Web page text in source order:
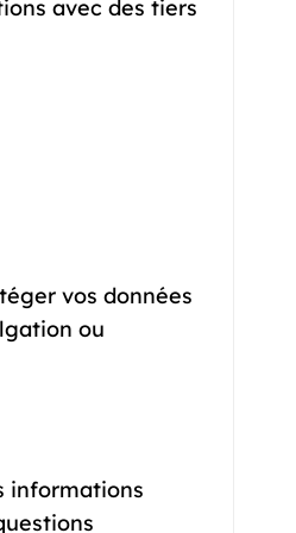
avec des tiers
vos données
ou
informations